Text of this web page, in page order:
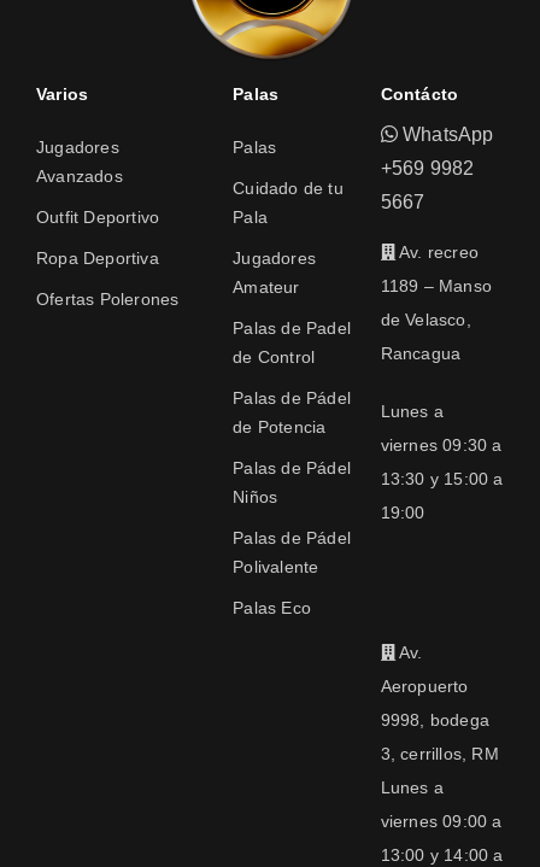
Varios
Jugadores
Avanzados
Outfit Deportivo
Ropa Deportiva
Ofertas Polerones
Palas
Palas
Cuidado de tu
Pala
Jugadores
Amateur
Palas de Padel
de Control
Palas de Pádel
de Potencia
Palas de Pádel
Niños
Palas de Pádel
Polivalente
Palas Eco
Contácto
WhatsApp
+569 9982
5667
Av. recreo
1189 – Manso
de Velasco,
Rancagua
Lunes a
viernes 09:30 a
13:30 y 15:00 a
19:00
Av.
Aeropuerto
9998, bodega
3, cerrillos, RM
Lunes a
viernes 09:00 a
13:00 y 14:00 a